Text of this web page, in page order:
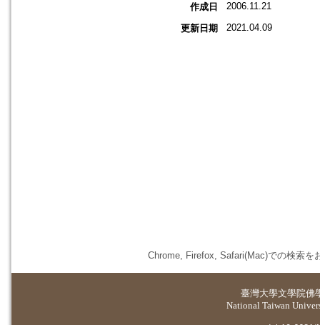
作成日 2006.11.21
更新日期 2021.04.09
Chrome, Firefox, Safari(Mac)での検索を
臺灣大學文學院佛
National Taiwan